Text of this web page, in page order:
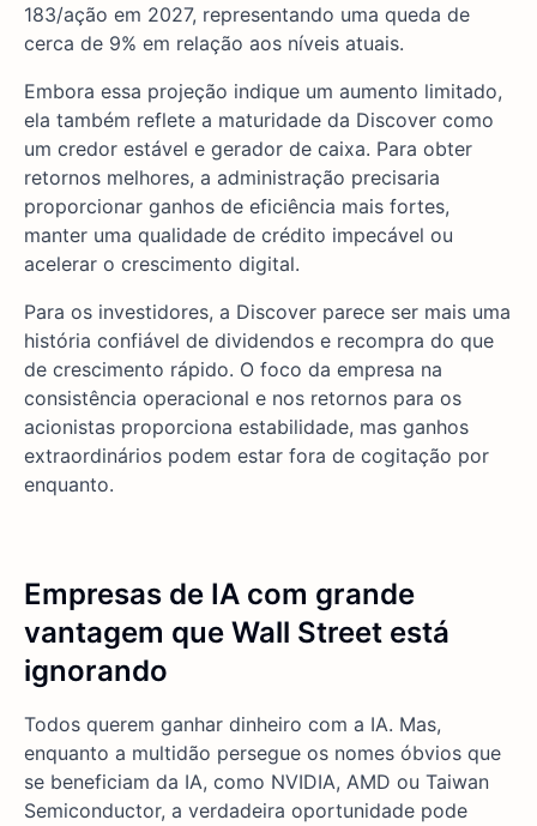
183/ação em 2027, representando uma queda de
cerca de 9% em relação aos níveis atuais.
Embora essa projeção indique um aumento limitado,
ela também reflete a maturidade da Discover como
um credor estável e gerador de caixa. Para obter
retornos melhores, a administração precisaria
proporcionar ganhos de eficiência mais fortes,
manter uma qualidade de crédito impecável ou
acelerar o crescimento digital.
Para os investidores, a Discover parece ser mais uma
história confiável de dividendos e recompra do que
de crescimento rápido. O foco da empresa na
consistência operacional e nos retornos para os
acionistas proporciona estabilidade, mas ganhos
extraordinários podem estar fora de cogitação por
enquanto.
Empresas de IA com grande
vantagem que Wall Street está
ignorando
Todos querem ganhar dinheiro com a IA. Mas,
enquanto a multidão persegue os nomes óbvios que
se beneficiam da IA, como NVIDIA, AMD ou Taiwan
Semiconductor, a verdadeira oportunidade pode